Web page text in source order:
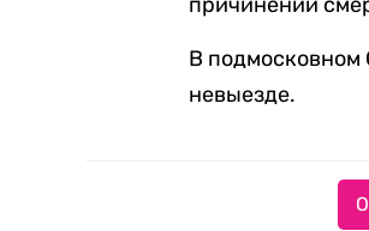
В подмосковном
невыезде.